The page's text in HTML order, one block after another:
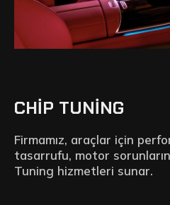
CHIP TUNING
Firmamız, araçlar için
tasarrufu, motor
Tuning hizmetleri sunar.